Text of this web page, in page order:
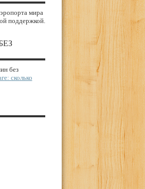
мира
поддержкой.
без
сколько